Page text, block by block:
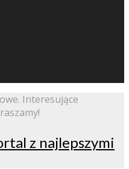
Interesujące
z najlepszymi